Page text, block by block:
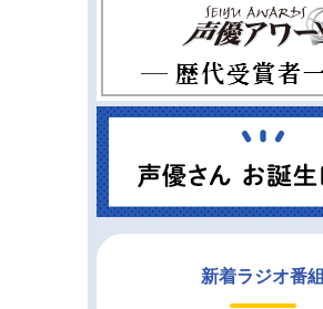
新着ラジオ番組